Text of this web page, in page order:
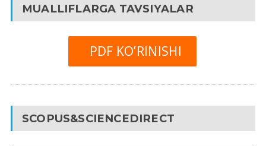
MUALLIFLARGA TAVSIYALAR
PDF KO’RINISHI
SCOPUS&SCIENCEDIRECT